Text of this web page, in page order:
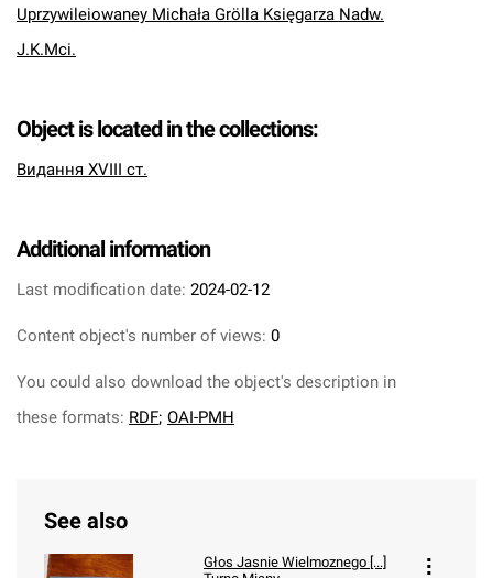
Uprzywileiowaney Michała Grölla Księgarza Nadw.
J.K.Mci.
Object is located in the collections:
Видання XVIII ст.
Additional information
Last modification date: 2024-02-12
Content object's number of views: 0
You could also download the object's description in
these formats: RDF; OAI-PMH
See also
Głos Jasnie Wielmoznego [...]